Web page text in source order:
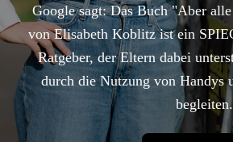
Google sagt: Das Buch "Aber
von Elisabeth Koblitz ist ein
Ratgeber, der Eltern dabei
durch die Nutzung von Handys
begleiten.